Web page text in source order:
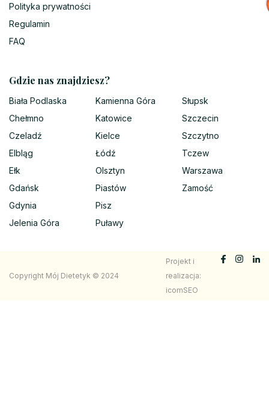
Polityka prywatności
Regulamin
FAQ
Gdzie nas znajdziesz?
Biała Podlaska
Chełmno
Czeladź
Elbląg
Ełk
Gdańsk
Gdynia
Jelenia Góra
Kamienna Góra
Katowice
Kielce
Łódź
Olsztyn
Piastów
Pisz
Puławy
Słupsk
Szczecin
Szczytno
Tczew
Warszawa
Zamość
Copyright Mój Dietetyk © 2024
Projekt i
realizacja:
icomSEO